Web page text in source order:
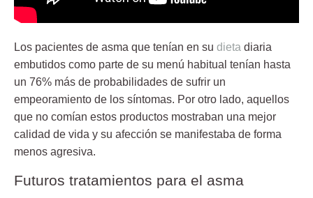
Los pacientes de asma que tenían en su dieta diaria
embutidos como parte de su menú habitual tenían hasta
un 76% más de probabilidades de sufrir un
empeoramiento de los síntomas. Por otro lado, aquellos
que no comían estos productos mostraban una mejor
calidad de vida y su afección se manifestaba de forma
menos agresiva.
Futuros tratamientos para el asma